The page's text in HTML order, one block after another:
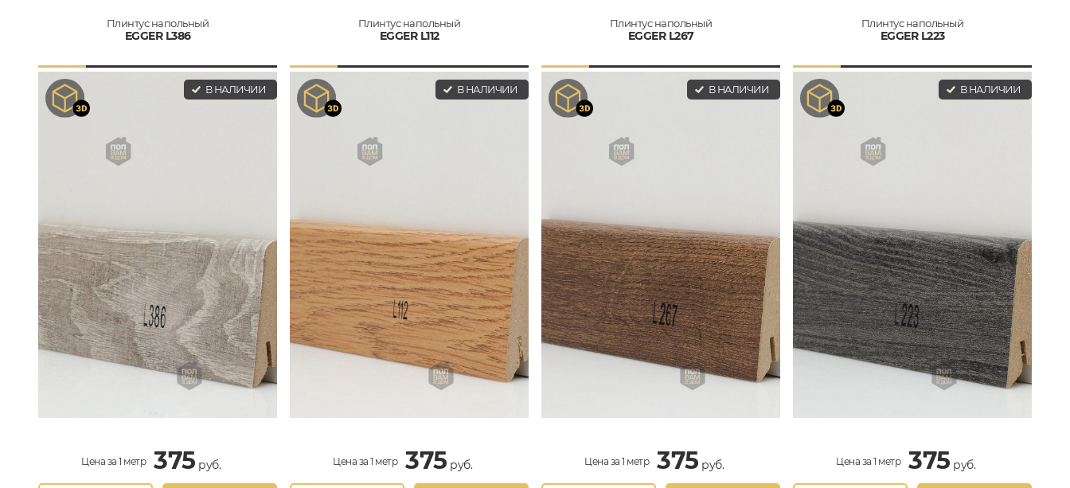
Плинтус напольный
EGGER L386
В НАЛИЧИИ
Цена за 1 метр 375 руб.
Плинтус напольный
EGGER L112
В НАЛИЧИИ
Цена за 1 метр 375 руб.
Плинтус напольный
EGGER L267
В НАЛИЧИИ
Цена за 1 метр 375 руб.
Плинтус напольный
EGGER L223
В НАЛИЧИИ
Цена за 1 метр 375 руб.